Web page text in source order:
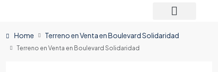
Home Terreno en Venta en Boulevard Solidaridad
Terreno en Venta en Boulevard Solidaridad